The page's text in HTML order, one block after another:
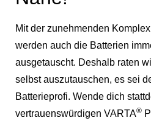
Mit der zunehmenden
werden auch die Batterien
ausgetauscht. Deshalb raten
selbst auszutauschen, es sei
Batterieprofi. Wende dich
vertrauenswürdigen VARTA®